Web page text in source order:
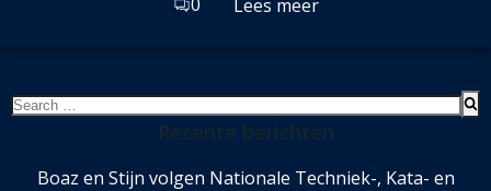
Lees meer
Search
Boaz en Stijn volgen Nationale Techniek-, Kata- en